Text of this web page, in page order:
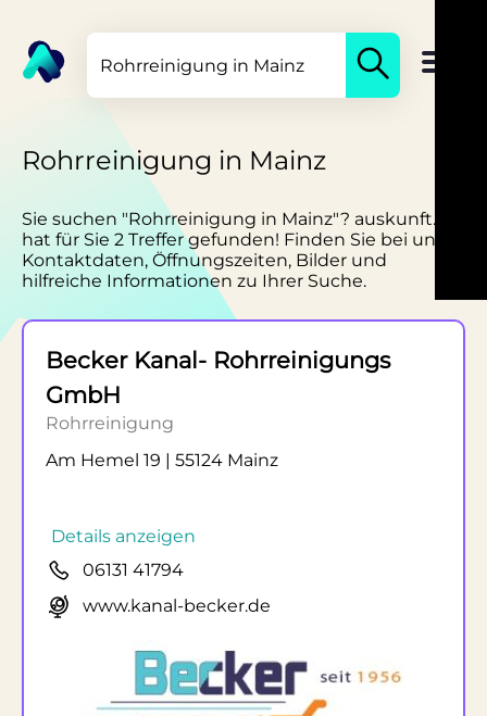
Rohrreinigung in Mainz
Sie suchen "Rohrreinigung in Mainz"? auskunft.de
hat für Sie 2 Treffer gefunden! Finden Sie bei uns
Kontaktdaten, Öffnungszeiten, Bilder und
hilfreiche Informationen zu Ihrer Suche.
Becker Kanal- Rohrreinigungs
GmbH
Rohrreinigung
Am Hemel 19 | 55124 Mainz
Details anzeigen
06131 41794
www.kanal-becker.de